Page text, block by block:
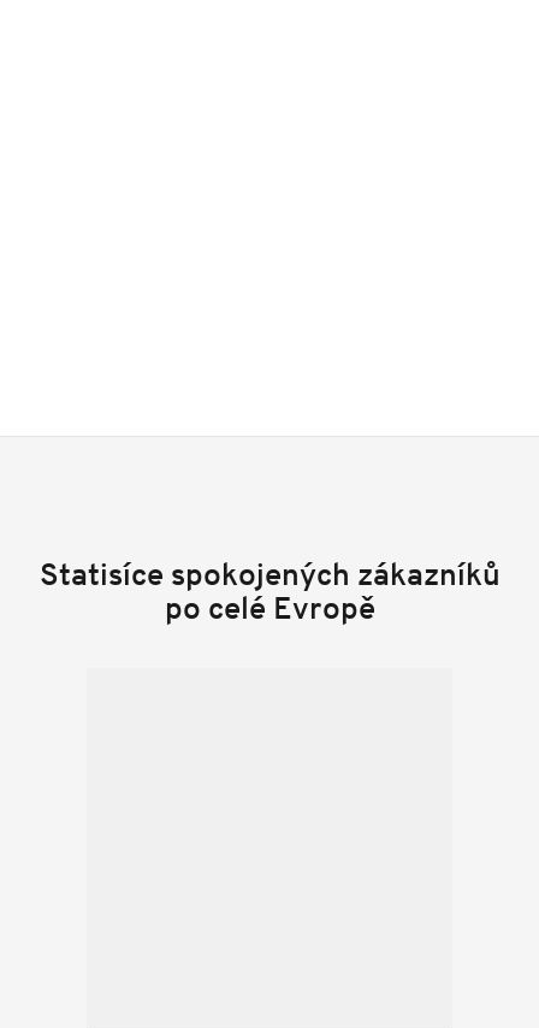
Statisíce spokojených zákazníků
po celé Evropě